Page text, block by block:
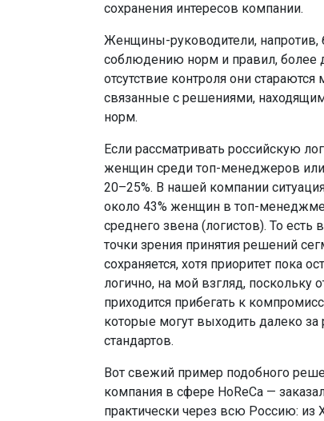
сохранения интересов компании.
Женщины-руководители,
соблюдению норм и правил, более
отсутствие контроля они
связанные с решениями,
норм.
Если рассматривать российскую
женщин среди топ-менеджеров
20–25%. В нашей компании
около 43% женщин в топ-
среднего звена (логистов). То есть
точки зрения принятия решений
сохраняется, хотя приоритет пока
логично, на мой взгляд, поскольку
приходится прибегать к
которые могут выходить далеко
стандартов.
Вот свежий пример подобного
компания в сфере HoReCa —
практически через всю Россию: из